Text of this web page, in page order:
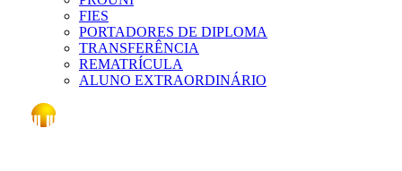
FIES
PORTADORES DE DIPLOMA
TRANSFERÊNCIA
REMATRÍCULA
ALUNO EXTRAORDINÁRIO